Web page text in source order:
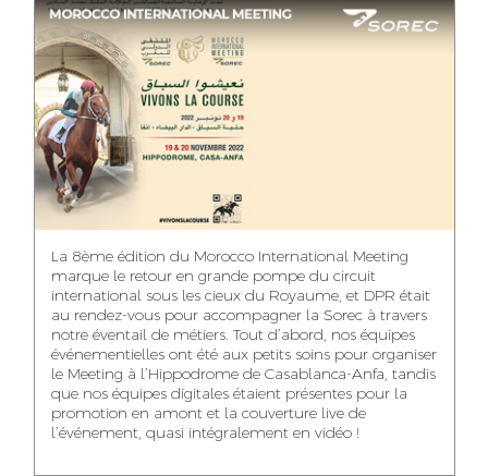
ASMAA MAZZI
ACCOUNT
DIRECTOR
TAHA EL BEIDORI
ART DIRECTOR
FINANCIAL
MANAGER
ACCOUNT
MANAGER
BOUDAR
ART DIRECTOR
FATIMA ZAHRA
DEBBAGH
ACCOUNT
MOHAMED
HARRATIA
DIGITAL MANAGER
NABILA SAMOUN
MEDIA ANALYST
La 8ème édition du Morocco International Meeting
marque le retour en grande pompe du circuit
international sous les cieux du Royaume, et DPR était
au rendez-vous pour accompagner la Sorec à travers
notre éventail de métiers. Tout d’abord, nos équipes
événementielles ont été aux petits soins pour organiser
le Meeting à l’Hippodrome de Casablanca-Anfa, tandis
que nos équipes digitales étaient présentes pour la
promotion en amont et la couverture live de
l’événement, quasi intégralement en vidéo !